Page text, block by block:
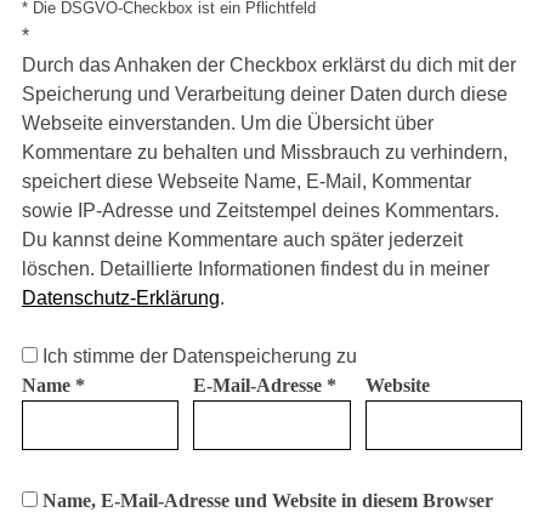
* Die DSGVO-Checkbox ist ein Pflichtfeld
*
Durch das Anhaken der Checkbox erklärst du dich mit der
Speicherung und Verarbeitung deiner Daten durch diese
Webseite einverstanden. Um die Übersicht über
Kommentare zu behalten und Missbrauch zu verhindern,
speichert diese Webseite Name, E-Mail, Kommentar
sowie IP-Adresse und Zeitstempel deines Kommentars.
Du kannst deine Kommentare auch später jederzeit
löschen. Detaillierte Informationen findest du in meiner
Datenschutz-Erklärung.
Ich stimme der Datenspeicherung zu
Name * E-Mail-Adresse * Website
Name, E-Mail-Adresse und Website in diesem Browser